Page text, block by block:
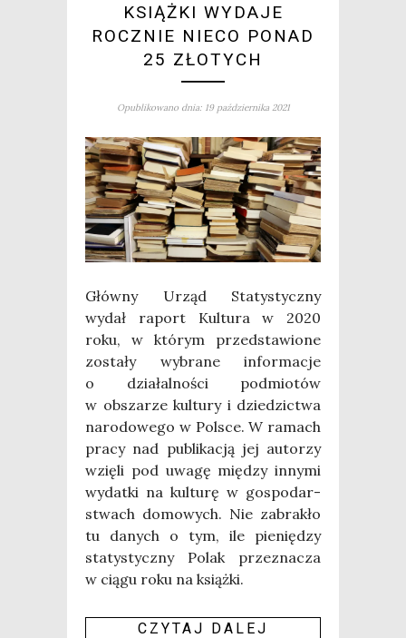
KSIĄŻKI WYDAJE
ROCZNIE NIECO PONAD
25 ZŁOTYCH
Opublikowano dnia: 19 października 2021
Głów­ny Urząd Sta­ty­stycz­ny
wydał raport Kul­tu­ra w 2020
roku, w któ­rym przed­sta­wio­ne
zosta­ły wybra­ne infor­ma­cje
o dzia­łal­no­ści pod­mio­tów
w obsza­rze kul­tu­ry i dzie­dzic­twa
naro­do­we­go w Pol­sce. W ramach
pra­cy nad publi­ka­cją jej auto­rzy
wzię­li pod uwa­gę mię­dzy inny­mi
wydat­ki na kul­tu­rę w gospo­dar­
stwach domo­wych. Nie zabra­kło
tu danych o tym, ile pie­nię­dzy
sta­ty­stycz­ny Polak prze­zna­cza
w cią­gu roku na książ­ki.
CZY­TAJ DALEJ